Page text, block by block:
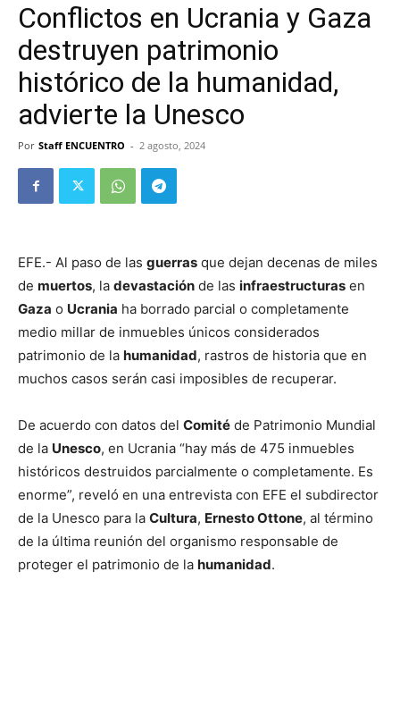
Conflictos en Ucrania y Gaza
destruyen patrimonio
histórico de la humanidad,
advierte la Unesco
Por Staff ENCUENTRO - 2 agosto, 2024
EFE.- Al paso de las guerras que dejan decenas de miles
de muertos, la devastación de las infraestructuras en
Gaza o Ucrania ha borrado parcial o completamente
medio millar de inmuebles únicos considerados
patrimonio de la humanidad, rastros de historia que en
muchos casos serán casi imposibles de recuperar.
De acuerdo con datos del Comité de Patrimonio Mundial
de la Unesco, en Ucrania “hay más de 475 inmuebles
históricos destruidos parcialmente o completamente. Es
enorme”, reveló en una entrevista con EFE el subdirector
de la Unesco para la Cultura, Ernesto Ottone, al término
de la última reunión del organismo responsable de
proteger el patrimonio de la humanidad.